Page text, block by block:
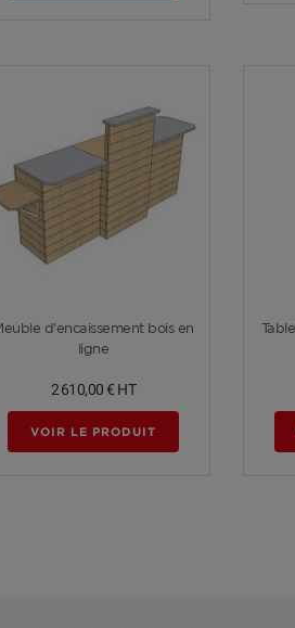
Voir plus
d'encaissement bois en
ligne
2 610,00 € HT
VOIR LE PRODUIT